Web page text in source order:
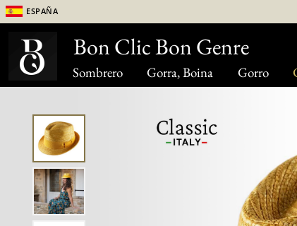
Sombrero Gorra, Boina Gorro
España
Bon Clic Bon Genre